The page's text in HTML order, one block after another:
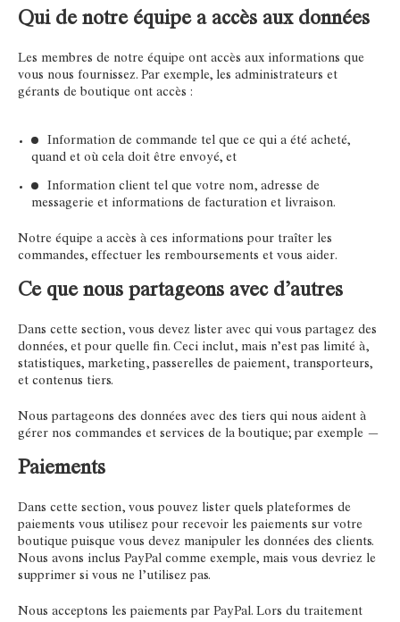
Qui de notre équipe a accès aux données
Les membres de notre équipe ont accès aux informations que
vous nous fournissez. Par exemple, les administrateurs et
gérants de boutique ont accès :
Information de commande tel que ce qui a été acheté,
quand et où cela doit être envoyé, et
Information client tel que votre nom, adresse de
messagerie et informations de facturation et livraison.
Notre équipe a accès à ces informations pour traîter les
commandes, effectuer les remboursements et vous aider.
Ce que nous partageons avec d’autres
Dans cette section, vous devez lister avec qui vous partagez des
données, et pour quelle fin. Ceci inclut, mais n’est pas limité à,
statistiques, marketing, passerelles de paiement, transporteurs,
et contenus tiers.
Nous partageons des données avec des tiers qui nous aident à
gérer nos commandes et services de la boutique; par exemple —
Paiements
Dans cette section, vous pouvez lister quels plateformes de
paiements vous utilisez pour recevoir les paiements sur votre
boutique puisque vous devez manipuler les données des clients.
Nous avons inclus PayPal comme exemple, mais vous devriez le
supprimer si vous ne l’utilisez pas.
Nous acceptons les paiements par PayPal. Lors du traitement